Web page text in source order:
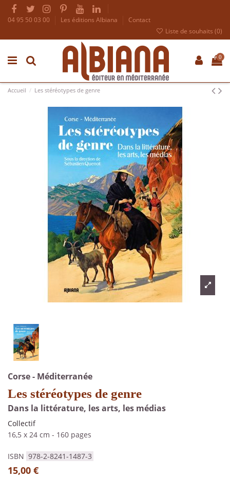
04 95 50 03 00 Les éditions Albiana
Contact
Liste de souhaits (0)
0
Accueil Les stéréotypes de genre
Corse - Méditerranée
Les stéréotypes de genre
Dans la littérature, les arts, les médias
Collectif
16,5 x 24 cm - 160 pages
ISBN 978-2-8241-1487-3
15,00 €